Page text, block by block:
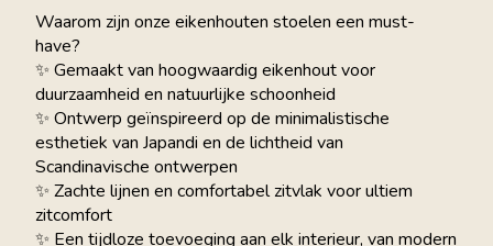
Waarom zijn onze eikenhouten stoelen een must-
have?
✨ Gemaakt van hoogwaardig eikenhout voor
duurzaamheid en natuurlijke schoonheid
✨ Ontwerp geïnspireerd op de minimalistische
esthetiek van Japandi en de lichtheid van
Scandinavische ontwerpen
✨ Zachte lijnen en comfortabel zitvlak voor ultiem
zitcomfort
✨ Een tijdloze toevoeging aan elk interieur, van modern